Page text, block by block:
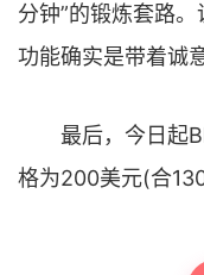
分钟”的锻炼套路
功能确实是带着诚
最后，今日起
格为200美元(合